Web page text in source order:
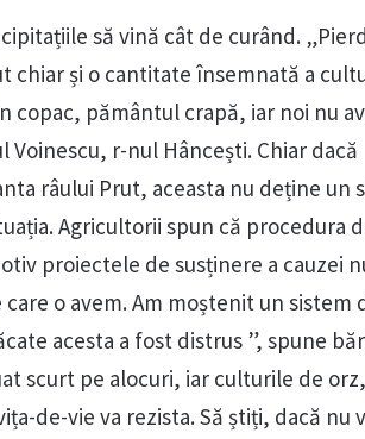
să vină cât de curând.
chiar și o cantitate însemnată a
copac, pământul crapă, iar noi nu
r-nul Hâncești. Chiar dacă
râului Prut, aceasta nu deține un
Agricultorii spun că procedura
proiectele de susținere a cauzei
o avem. Am moștenit un sistem
acesta a fost distrus ”, spune
scurt pe alocuri, iar culturile de
de-vie va rezista. Să știți, dacă nu